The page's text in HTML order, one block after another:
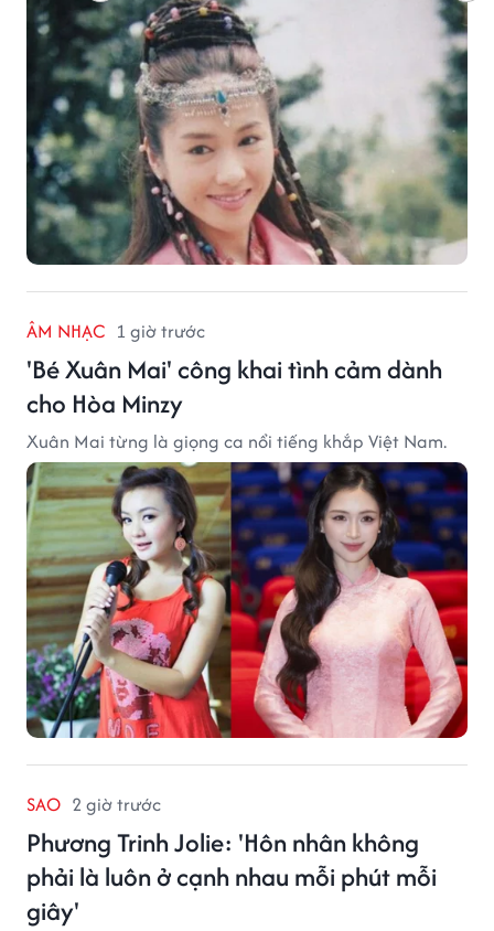
ÂM NHẠC 1 giờ trước
'Bé Xuân Mai' công khai tình cảm dành
cho Hòa Minzy
Xuân Mai từng là giọng ca nổi tiếng khắp Việt Nam.
SAO 2 giờ trước
Phương Trinh Jolie: 'Hôn nhân không
phải là luôn ở cạnh nhau mỗi phút mỗi
giây'